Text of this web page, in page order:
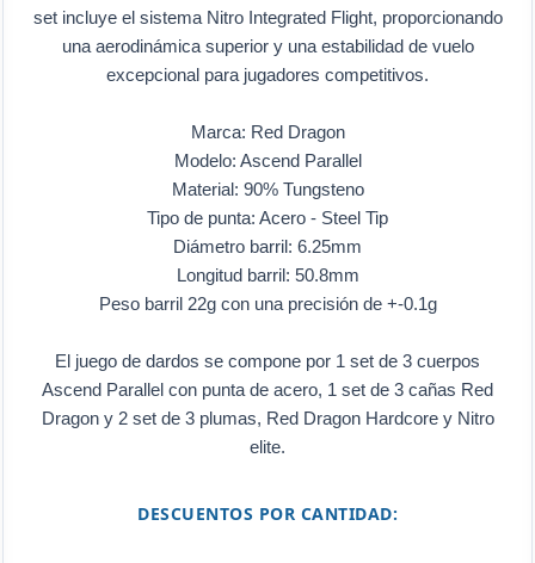
set incluye el sistema Nitro Integrated Flight, proporcionando
una aerodinámica superior y una estabilidad de vuelo
excepcional para jugadores competitivos.
Marca: Red Dragon
Modelo: Ascend Parallel
Material: 90% Tungsteno
Tipo de punta: Acero - Steel Tip
Diámetro barril: 6.25mm
Longitud barril: 50.8mm
Peso barril 22g con una precisión de +-0.1g
El juego de dardos se compone por 1 set de 3 cuerpos
Ascend Parallel con punta de acero, 1 set de 3 cañas Red
Dragon y 2 set de 3 plumas, Red Dragon Hardcore y Nitro
elite.
DESCUENTOS POR CANTIDAD: